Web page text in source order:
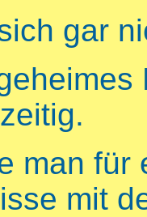
gar
man für
mit